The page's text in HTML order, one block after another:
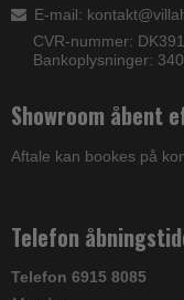
E-mail:
CVR-nummer:
Bankoplysninger:
Showroom
Aftale kan bookes på
Telefon
Telefon 6915 8085